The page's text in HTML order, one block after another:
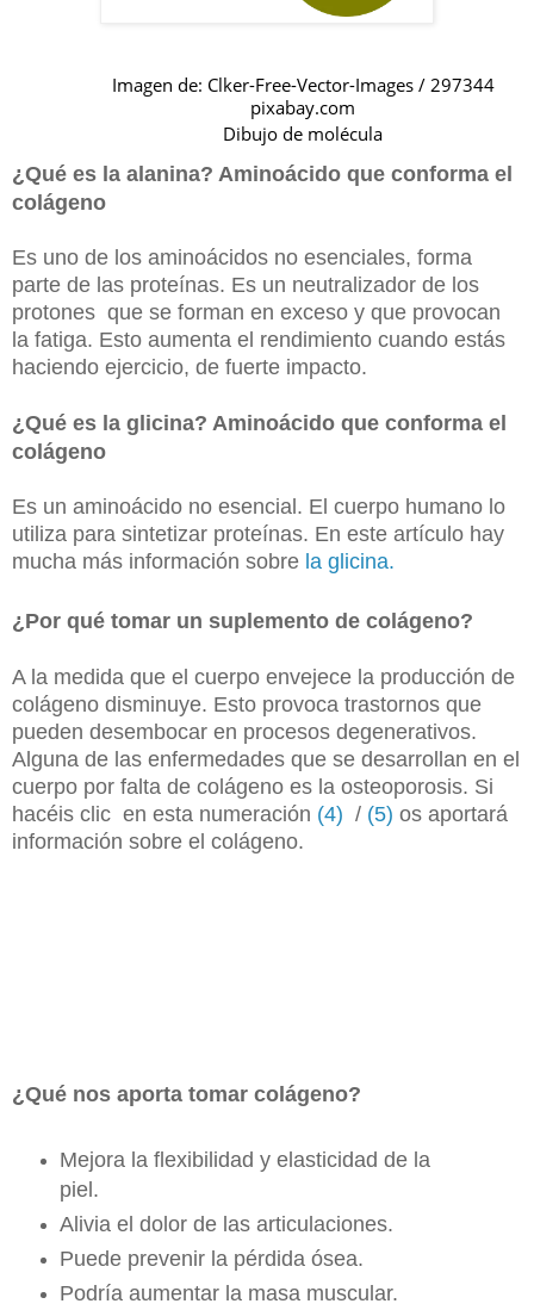
Imagen de: Clker-Free-Vector-Images / 297344
pixabay.com
Dibujo de molécula
¿Qué es la alanina? Aminoácido que conforma el
colágeno
Es uno de los aminoácidos no esenciales, forma
parte de las proteínas. Es un neutralizador de los
protones que se forman en exceso y que provocan
la fatiga. Esto aumenta el rendimiento cuando estás
haciendo ejercicio, de fuerte impacto.
¿Qué es la glicina? Aminoácido que conforma el
colágeno
Es un aminoácido no esencial. El cuerpo humano lo
utiliza para sintetizar proteínas. En este artículo hay
mucha más información sobre la glicina.
¿Por qué tomar un suplemento de colágeno?
A la medida que el cuerpo envejece la producción de
colágeno disminuye. Esto provoca trastornos que
pueden desembocar en procesos degenerativos.
Alguna de las enfermedades que se desarrollan en el
cuerpo por falta de colágeno es la osteoporosis. Si
hacéis clic en esta numeración (4) / (5) os aportará
información sobre el colágeno.
¿Qué nos aporta tomar colágeno?
Mejora la flexibilidad y elasticidad de la
piel.
Alivia el dolor de las articulaciones.
Puede prevenir la pérdida ósea.
Podría aumentar la masa muscular.